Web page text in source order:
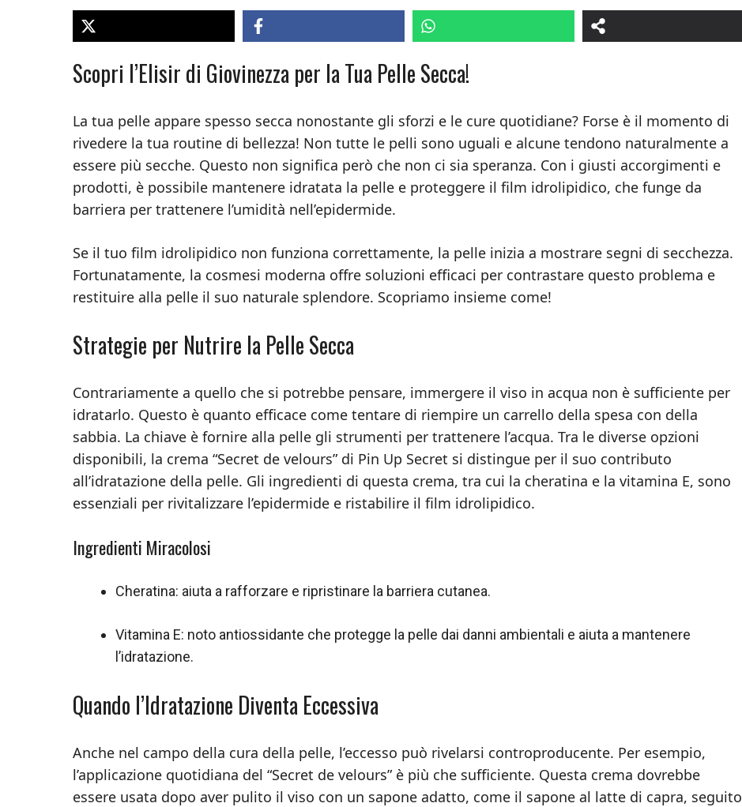
Scopri l’Elisir di Giovinezza per la Tua Pelle Secca!
La tua pelle appare spesso secca nonostante gli sforzi e le cure quotidiane? Forse è il momento di
rivedere la tua routine di bellezza! Non tutte le pelli sono uguali e alcune tendono naturalmente a
essere più secche. Questo non significa però che non ci sia speranza. Con i giusti accorgimenti e
prodotti, è possibile mantenere idratata la pelle e proteggere il film idrolipidico, che funge da
barriera per trattenere l’umidità nell’epidermide.
Se il tuo film idrolipidico non funziona correttamente, la pelle inizia a mostrare segni di secchezza.
Fortunatamente, la cosmesi moderna offre soluzioni efficaci per contrastare questo problema e
restituire alla pelle il suo naturale splendore. Scopriamo insieme come!
Strategie per Nutrire la Pelle Secca
Contrariamente a quello che si potrebbe pensare, immergere il viso in acqua non è sufficiente per
idratarlo. Questo è quanto efficace come tentare di riempire un carrello della spesa con della
sabbia. La chiave è fornire alla pelle gli strumenti per trattenere l’acqua. Tra le diverse opzioni
disponibili, la crema “Secret de velours” di Pin Up Secret si distingue per il suo contributo
all’idratazione della pelle. Gli ingredienti di questa crema, tra cui la cheratina e la vitamina E, sono
essenziali per rivitalizzare l’epidermide e ristabilire il film idrolipidico.
Ingredienti Miracolosi
Cheratina: aiuta a rafforzare e ripristinare la barriera cutanea.
Vitamina E: noto antiossidante che protegge la pelle dai danni ambientali e aiuta a mantenere
l’idratazione.
Quando l’Idratazione Diventa Eccessiva
Anche nel campo della cura della pelle, l’eccesso può rivelarsi controproducente. Per esempio,
l’applicazione quotidiana del “Secret de velours” è più che sufficiente. Questa crema dovrebbe
essere usata dopo aver pulito il viso con un sapone adatto, come il sapone al latte di capra, seguito